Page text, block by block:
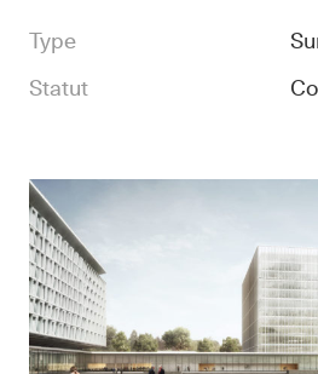
Bureau
Profil
Team
Contact
EN
FR
Type
Statut